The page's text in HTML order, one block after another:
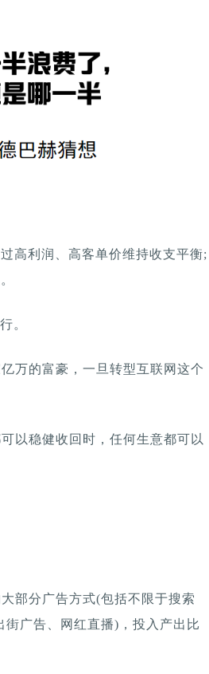
高利润、高客单价维持收支平衡;
。
万的富豪，一旦转型互联网这个
以稳健收回时，任何生意都可以
部分广告方式(包括不限于搜索
广告、网红直播)，投入产出比